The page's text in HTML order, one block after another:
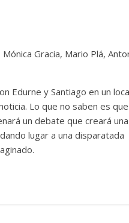
Gracia, Mario Plá,
Edurne y Santiago en un
Lo que no saben es
un debate que creará una
lugar a una disparatada